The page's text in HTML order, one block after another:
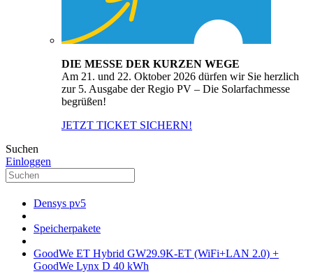
DIE MESSE DER KURZEN WEGE
Am 21. und 22. Oktober 2026 dürfen wir Sie herzlich
zur 5. Ausgabe der Regio PV – Die Solarfachmesse
begrüßen!
JETZT TICKET SICHERN!
Suchen
Einloggen
Densys pv5
Speicherpakete
GoodWe ET Hybrid GW29.9K-ET (WiFi+LAN 2.0) +
GoodWe Lynx D 40 kWh